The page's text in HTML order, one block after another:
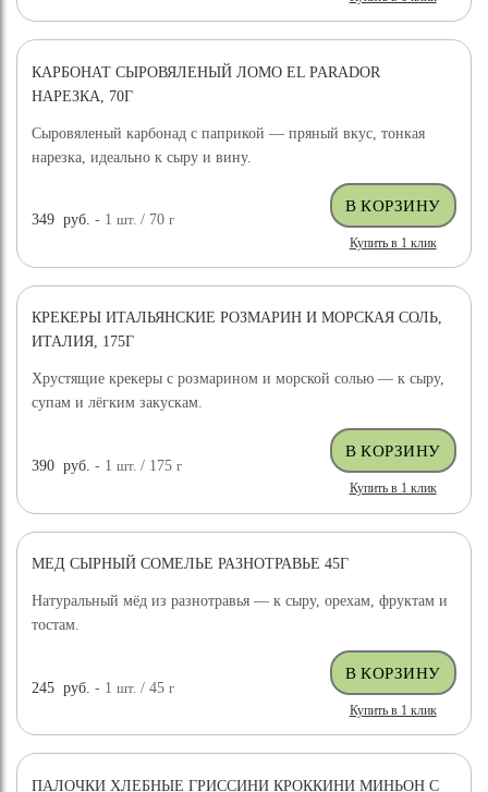
КАРБОНАТ СЫРОВЯЛЕНЫЙ ЛОМО EL PARADOR
НАРЕЗКА, 70Г
Сыровяленый карбонад с паприкой — пряный вкус, тонкая
нарезка, идеально к сыру и вину.
349 руб. - 1шт. / 70г
Купить в 1 клик
КРЕКЕРЫ ИТАЛЬЯНСКИЕ РОЗМАРИН И МОРСКАЯ СОЛЬ,
ИТАЛИЯ, 175Г
Хрустящие крекеры с розмарином и морской солью — к сыру,
супам и лёгким закускам.
390 руб. - 1шт. / 175г
Купить в 1 клик
МЕД СЫРНЫЙ СОМЕЛЬЕ РАЗНОТРАВЬЕ 45Г
Натуральный мёд из разнотравья — к сыру, орехам, фруктам и
тостам.
245 руб. - 1шт. / 45г
Купить в 1 клик
ПАЛОЧКИ ХЛЕБНЫЕ ГРИССИНИ КРОККИНИ МИНЬОН С